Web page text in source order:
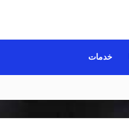
خدمات